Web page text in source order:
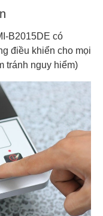
B2015DE có
điều khiển cho mọi
tránh nguy hiểm)